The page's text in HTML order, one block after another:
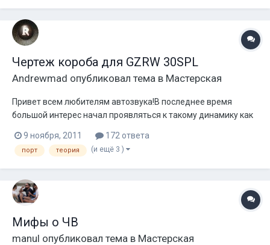
KIA RIO 2 хэтч (аналогична калине хэ...
Чертеж короба для GZRW 30SPL
Andrewmad опубликовал тема в Мастерская
Привет всем любителям автозвука!В последнее время
большой интерес начал проявляться к такому динамику как
основном,только положительные отзывы о вышеуказанном
дине.Вот и пришла в голову идея рассчитать короб и
сделать чертежи для него,а в дальнейшем...
9 ноября, 2011 172 ответа
порт теория (и ещё 3 )
Мифы о ЧВ
manul опубликовал тема в Мастерская